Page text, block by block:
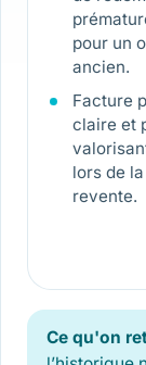
pour un
ancien.
Facture
claire et
lors de la
revente.
Ce qu'on